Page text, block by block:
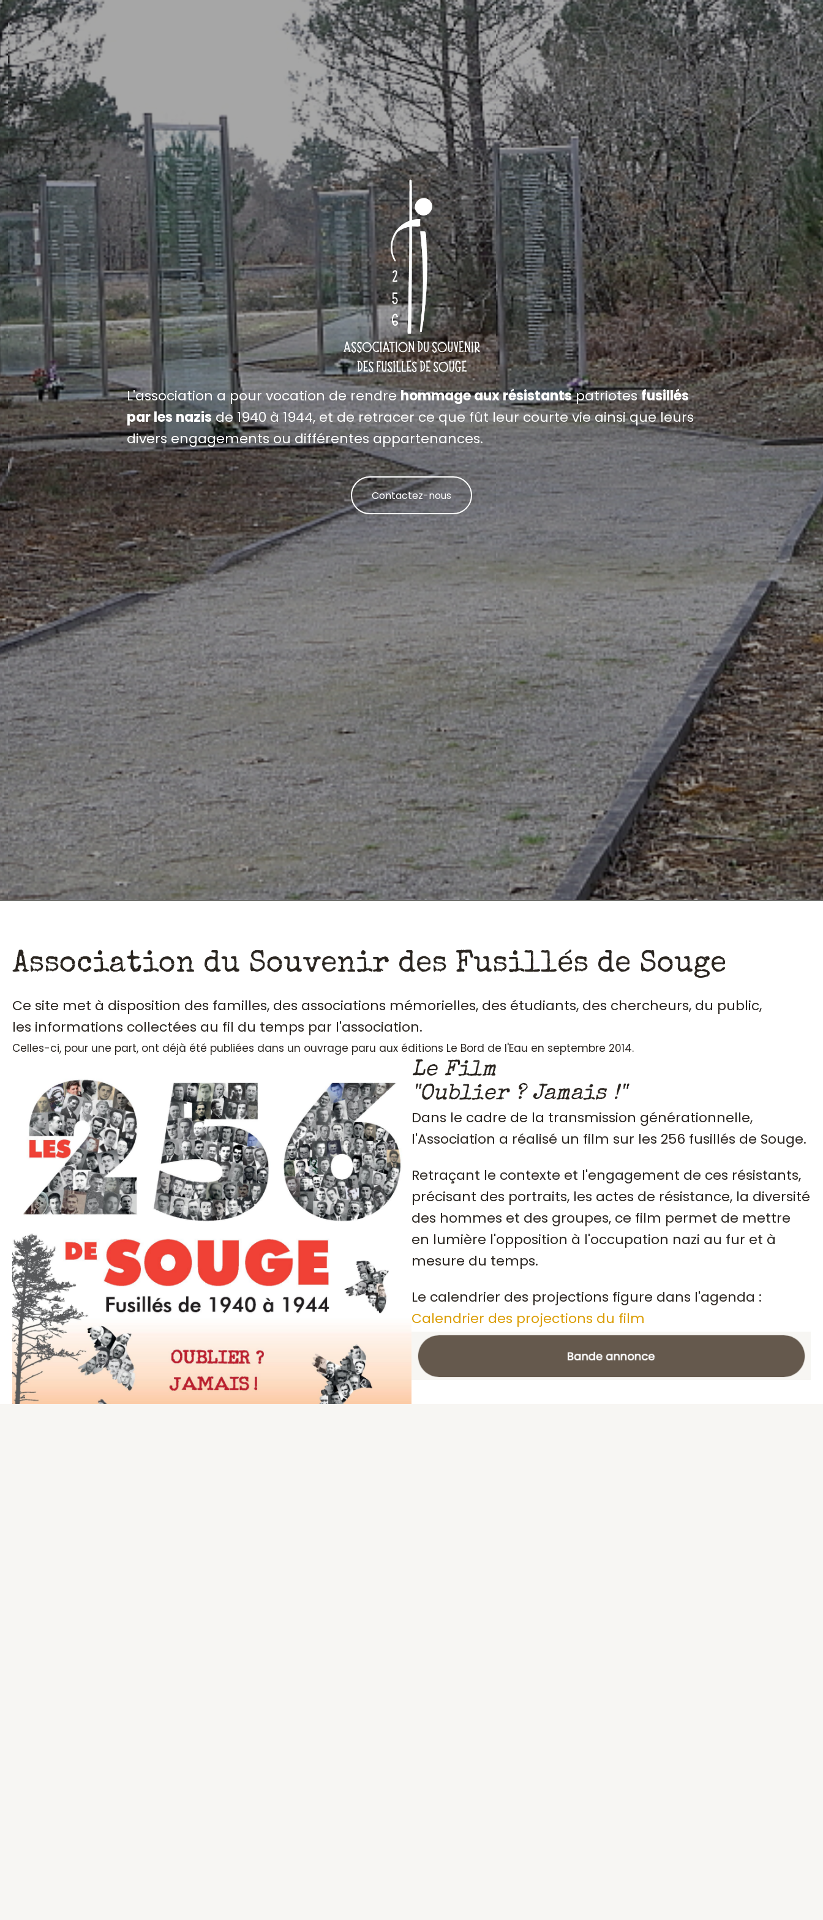
L'association a pour vocation de rendrehommage aux résistantspatriotesfusillés
par les nazisde 1940 à 1944, et de retracer ce que fût leur courte vie ainsi que leurs
divers engagements ou différentes appartenances.
Contactez-nous
Association du Souvenir des Fusillés de Souge
Ce site met à disposition des familles, des associations mémorielles, des étudiants, des chercheurs, du public,
les informations collectées au fil du temps par l'association.
Celles-ci, pour une part, ont déjà été publiées dans un ouvrage paru aux éditions Le Bord de l'Eau en septembre 2014.
Le Film
"Oublier ? Jamais !"
Dans le cadre de la transmission générationnelle,
l'Association a réalisé un film sur les 256 fusillés de Souge.
Retraçant le contexte et l'engagement de ces résistants,
précisant des portraits, les actes de résistance, la diversité
des hommes et des groupes, ce film permet de mettre
en lumière l'opposition à l'occupation nazi au fur et à
mesure du temps.
Le calendrier des projections figure dans l'agenda :
Calendrier des projections du film